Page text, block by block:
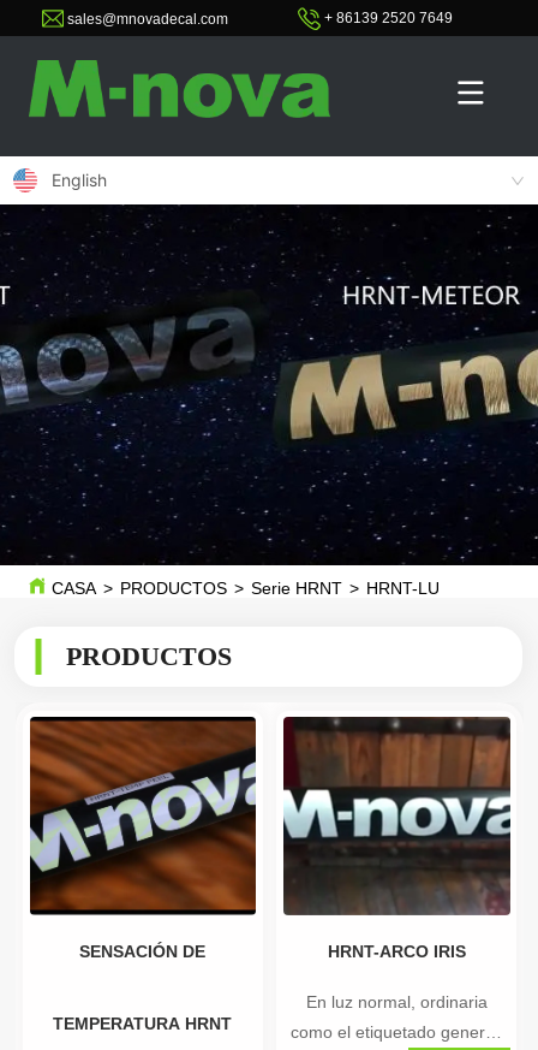
sales@mnovadecal.com + 86139 2520 7649
English
CASA > PRODUCTOS > Serie HRNT > HRNT-LUZ
PRODUCTOS
SENSACIÓN DE
TEMPERATURA HRNT
HRNT-ARCO IRIS
En luz normal, ordinaria
como el etiquetado general,